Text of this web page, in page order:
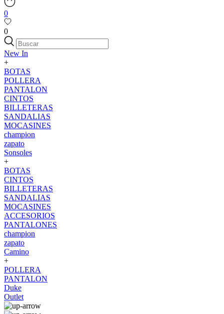
0
0
New In
+
BOTAS
POLLERA
PANTALON
CINTOS
BILLETERAS
SANDALIAS
MOCASINES
champion
zapato
Sonsoles
+
BOTAS
CINTOS
BILLETERAS
SANDALIAS
MOCASINES
ACCESORIOS
PANTALONES
champion
zapato
Camino
+
POLLERA
PANTALON
Duke
Outlet